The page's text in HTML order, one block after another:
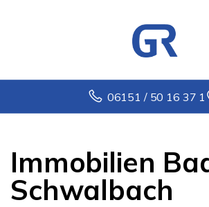
06151 / 50 16 37 1
Immobilien
Schwalbach